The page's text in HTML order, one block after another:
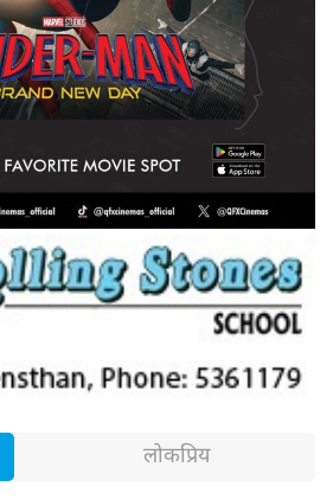
लोकप्रिय